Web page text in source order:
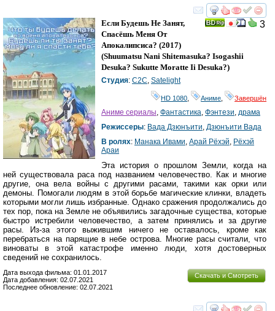
смотреть
3
Если Будешь Не Занят,
Спасёшь Меня От
Апокалипсиса? (2017)
(Shuumatsu Nani Shitemasuka? Isogashii
Desuka? Sukutte Moratte Ii Desuka?)
Студия: C2C, Satelight
HD 1080 Аниме Завершён
Аниме сериалы, Фантастика, Фэнтези, драма
Режиссеры: Вада Дзюнъити, Дзюнъити Вада
В ролях: Манака Ивами, Арай Рёхэй, Рёхэй
Араи
Эта история о прошлом Земли, когда на
ней существовала раса под названием человечество. Как и многие
другие, она вела войны с другими расами, такими как орки или
демоны. Помогали людям в этой борьбе магические клинки, владеть
которыми могли лишь избранные. Однако сражения продолжались до
тех пор, пока на Земле не объявились загадочные существа, которые
быстро истребили человечество, а затем принялись и за другие
расы. Из-за этого выжившим ничего не оставалось, кроме как
перебраться на парящие в небе острова. Многие расы считали, что
виноваты в этой катастрофе именно люди, хотя достоверных
сведений не сохранилось.
Скачать и Смотреть
Дата выхода фильма: 01.01.2017
Дата добавления: 02.07.2021
Последнее обновление: 02.07.2021